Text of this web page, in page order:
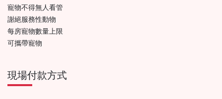
寵物不得無人看管
謝絕服務性動物
每房寵物數量上限
可攜帶寵物
現場付款方式